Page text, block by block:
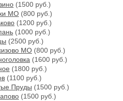
(1500 руб.)
МО (800 руб.)
(1200 руб.)
(1000 руб.)
(2500 руб.)
МО (800 руб.)
(1600 руб.)
(1800 руб.)
(1100 руб.)
Пруды (1500 руб.)
(1500 руб.)